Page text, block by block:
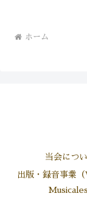
ホーム
当会につ
出版・録音事業